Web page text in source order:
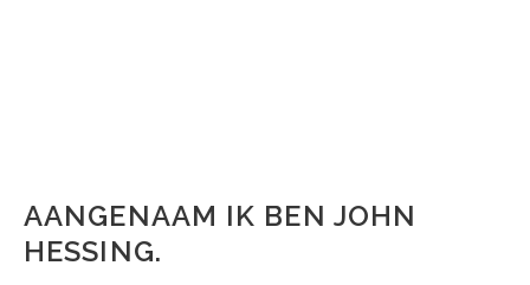
AANGENAAM IK BEN JOHN
HESSING.